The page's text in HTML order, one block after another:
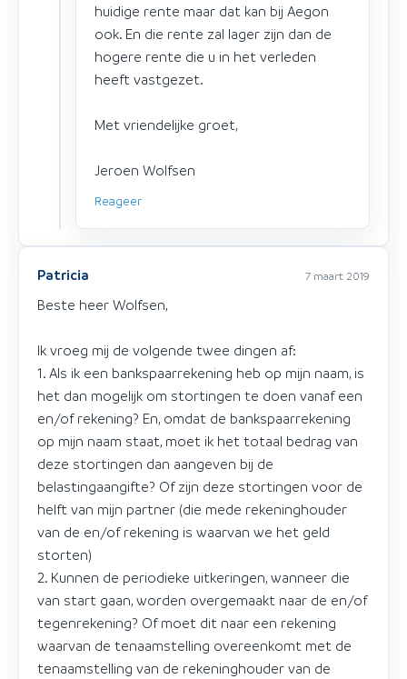
huidige rente maar dat kan bij Aegon
ook. En die rente zal lager zijn dan de
hogere rente die u in het verleden
heeft vastgezet.
Met vriendelijke groet,
Jeroen Wolfsen
Reageer
Patricia 7 maart 2019
Beste heer Wolfsen,
Ik vroeg mij de volgende twee dingen af:
1. Als ik een bankspaarrekening heb op mijn naam, is
het dan mogelijk om stortingen te doen vanaf een
en/of rekening? En, omdat de bankspaarrekening
op mijn naam staat, moet ik het totaal bedrag van
deze stortingen dan aangeven bij de
belastingaangifte? Of zijn deze stortingen voor de
helft van mijn partner (die mede rekeninghouder
van de en/of rekening is waarvan we het geld
storten)
2. Kunnen de periodieke uitkeringen, wanneer die
van start gaan, worden overgemaakt naar de en/of
tegenrekening? Of moet dit naar een rekening
waarvan de tenaamstelling overeenkomt met de
tenaamstelling van de rekeninghouder van de